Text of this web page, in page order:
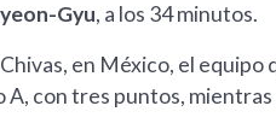
Gyu, a los 34 minutos.
en México, el
con tres puntos,